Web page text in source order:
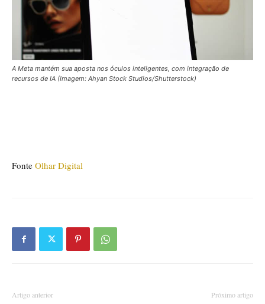
A Meta mantém sua aposta nos óculos inteligentes, com integração de
recursos de IA (Imagem: Ahyan Stock Studios/Shutterstock)
Fonte Olhar Digital
Artigo anterior Próximo artigo